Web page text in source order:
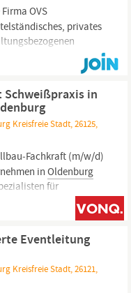
Firma OVS
privates
alle
(z.B. Außer-
in
Kreisfreie Stadt, 26125,
(m/w/d)
in Oldenburg
für
und maßgeschneiderte
Eventleitung
Kreisfreie Stadt, 26121,